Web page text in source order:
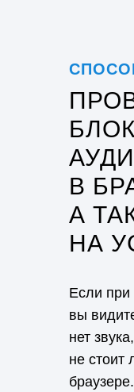
В
А
НА
Если при
вы
нет
не стоит
браузере.